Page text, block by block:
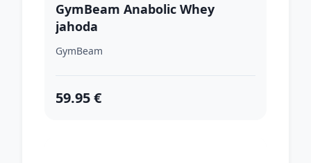
GymBeam Anabolic Whey
jahoda
GymBeam
59.95 €